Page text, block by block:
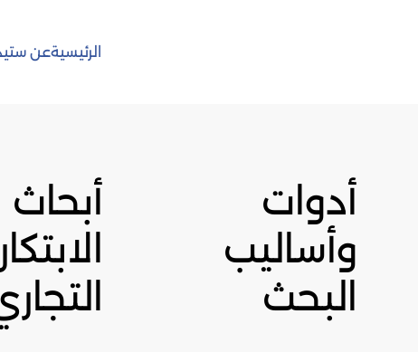
عنالرئيسية
أبحاث
الابتكار
أدوات
وأساليب
البحث